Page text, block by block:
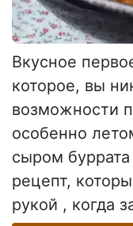
Вкусное
которое, вы
возможности
особенно
сыром
рецепт,
рукой , когда